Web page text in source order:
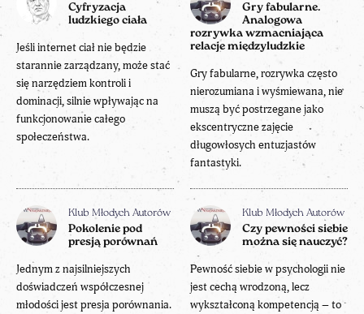
Cyfryzacja
ludzkiego ciała
Jeśli internet ciał nie będzie
starannie zarządzany, może stać
się narzędziem kontroli i
dominacji, silnie wpływając na
funkcjonowanie całego
społeczeństwa.
Gry fabularne.
Analogowa
rozrywka wzmacniająca
relacje międzyludzkie
Gry fabularne, rozrywka często
nierozumiana i wyśmiewana, nie
muszą być postrzegane jako
ekscentryczne zajęcie
długowłosych entuzjastów
fantastyki.
Klub Młodych Autorów
Pokolenie pod
presją porównań
Jednym z najsilniejszych
doświadczeń współczesnej
młodości jest presja porównania.
Klub Młodych Autorów
Czy pewności siebie
można się nauczyć?
Pewność siebie w psychologii nie
jest cechą wrodzoną, lecz
wykształconą kompetencją – to